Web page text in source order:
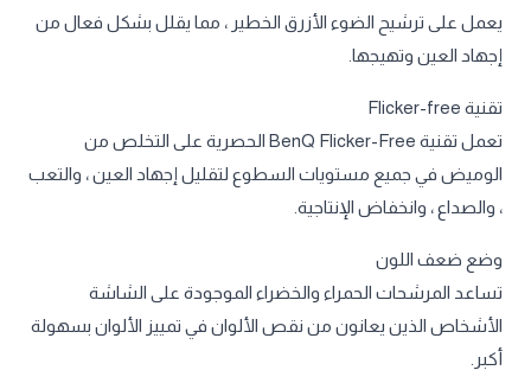
يعمل على ترشيح الضوء الأزرق الخطير ، مما يقلل بشكل فعال من
إجهاد العين وتهيجها.
تقنية Flicker-free
تعمل تقنية BenQ Flicker-Free الحصرية على التخلص من
الوميض في جميع مستويات السطوع لتقليل إجهاد العين ، والتعب
، والصداع ، وانخفاض الإنتاجية.
وضع ضعف اللون
تساعد المرشحات الحمراء والخضراء الموجودة على الشاشة
الأشخاص الذين يعانون من نقص الألوان في تمييز الألوان بسهولة
أكبر.